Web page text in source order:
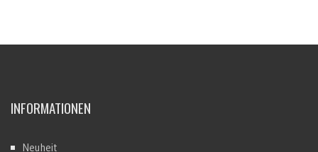
INFORMATIONEN
Neuheit